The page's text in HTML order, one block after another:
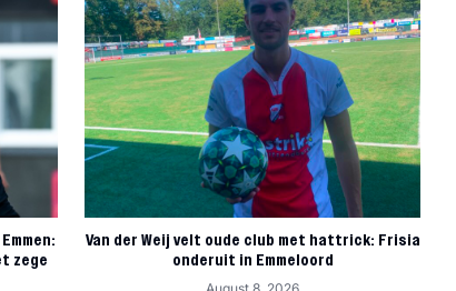
zege
Van der Weij velt oude club met hattrick: Frisia
onderuit in Emmeloord